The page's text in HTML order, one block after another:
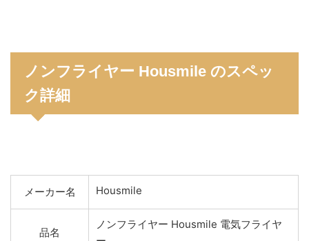
ノンフライヤー Housmile のスペッ
ク詳細
メーカー名 Housmile
品名
ノンフライヤー Housmile 電気フライヤ